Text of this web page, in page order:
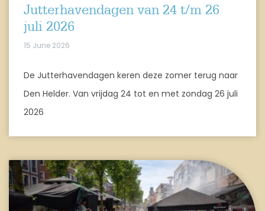
Jutterhavendagen van 24 t/m 26
juli 2026
15 June 2026
De Jutterhavendagen keren deze zomer terug naar
Den Helder. Van vrijdag 24 tot en met zondag 26 juli
2026